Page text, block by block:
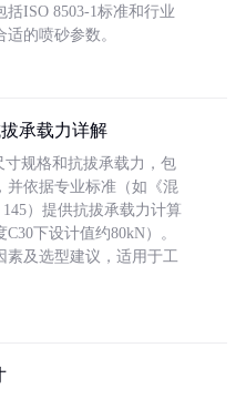
ISO 8503-1标准和行业
的喷砂参数。
承载力详解
规格和抗拔承载力，包
并依据专业标准（如《混
）提供抗拔承载力计算
下设计值约80kN）。
素及选型建议，适用于工